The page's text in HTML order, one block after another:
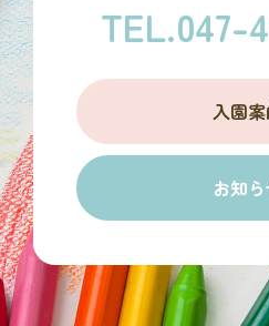
TEL.047-
入園案
お知